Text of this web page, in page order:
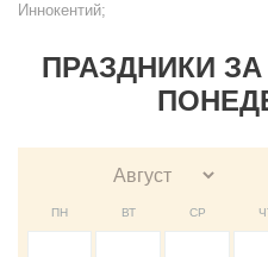
Иннокентий;
ПРАЗДНИКИ ЗА
ПН ВТ СР